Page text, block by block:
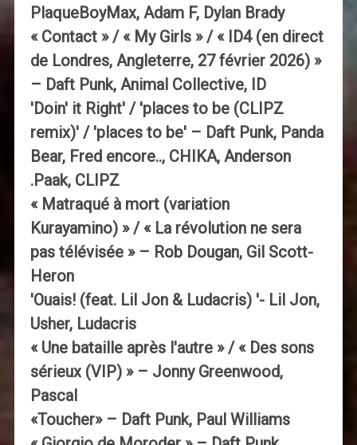
PlaqueBoyMax, Adam F, Dylan Brady
« Contact » / « My Girls » / « ID4 (en direct
de Londres, Angleterre, 27 février 2026) »
– Daft Punk, Animal Collective, ID
'Doin' it Right' / 'places to be (CLIPZ
remix)' / 'places to be' – Daft Punk, Panda
Bear, Fred encore.., CHIKA, Anderson
.Paak, CLIPZ
« Matraqué à mort (variation
Kurayamino) » / « La révolution ne sera
pas télévisée » – Rob Dougan, Gil Scott-
Heron
'Ouais! (feat. Lil Jon & Ludacris) '- Lil Jon,
Usher, Ludacris
« Une bataille après l'autre » / « Des sons
sérieux (VIP) » – Jonny Greenwood,
Pascal
«Toucher» – Daft Punk, Paul Williams